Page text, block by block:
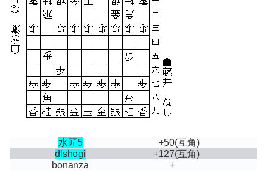
水匠5 +50(互角)
dlshogi
+127(互角)
bonanza
+